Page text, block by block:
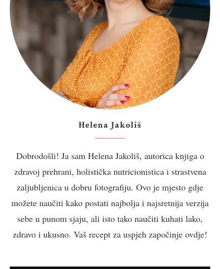
Helena Jakoliš
Dobrodošli! Ja sam Helena Jakoliš, autorica knjiga o
zdravoj prehrani, holistička nutricionistica i strastvena
zaljubljenica u dobru fotografiju. Ovo je mjesto gdje
možete naučiti kako postati najbolja i najsretnija verzija
sebe u punom sjaju, ali isto tako naučiti kuhati lako,
zdravo i ukusno. Vaš recept za uspjeh započinje ovdje!